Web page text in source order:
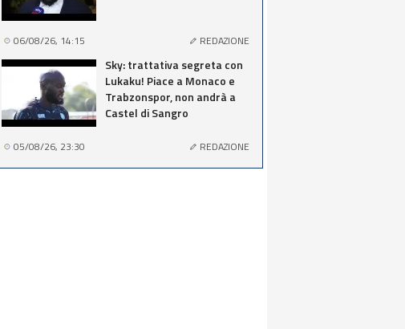
06/08/26, 14:15 REDAZIONE
Sky: trattativa segreta con
Lukaku! Piace a Monaco e
Trabzonspor, non andrà a
Castel di Sangro
05/08/26, 23:30 REDAZIONE